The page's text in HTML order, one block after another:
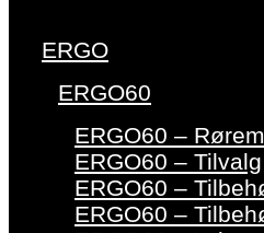
ERGO
ERGO60
ERGO60 –
ERGO60 – Tilvalg
ERGO60 –
ERGO60 –